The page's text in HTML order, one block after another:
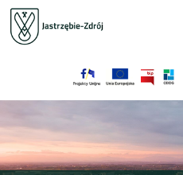
Przejdź do menu głównego
Przejdź do treści